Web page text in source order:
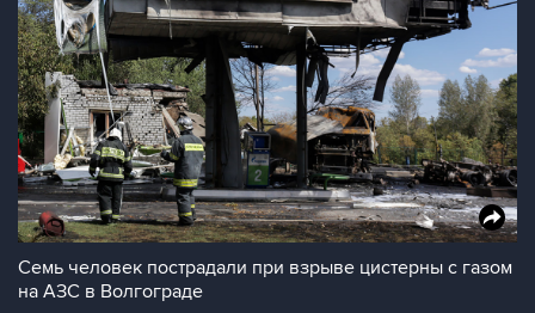
Семь человек пострадали при взрыве цистерны с газом
на АЗС в Волгограде